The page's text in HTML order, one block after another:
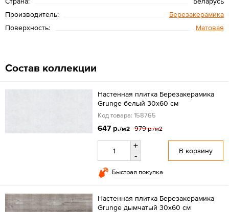
Производитель:
Березакерамика
Поверхность:
Матовая
Состав коллекции
Настенная плитка Березакерамика
Grunge белый 30x60 см
Код товара: 158765
647 р./м2 979 р./м2
+
-
В корзину
Быстрая покупка
Настенная плитка Березакерамика
Grunge дымчатый 30x60 см